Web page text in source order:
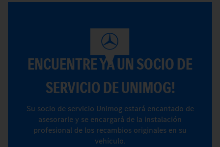
ENCUENTRE YA UN SOCIO DE
SERVICIO DE UNIMOG!
Su socio de servicio Unimog estará encantado de
asesorarle y se encargará de la instalación
profesional de los recambios originales en su
vehículo.